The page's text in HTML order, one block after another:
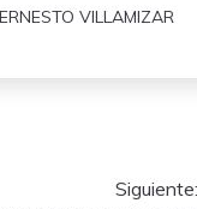
ERNESTO VILLAMIZAR
Siguiente: